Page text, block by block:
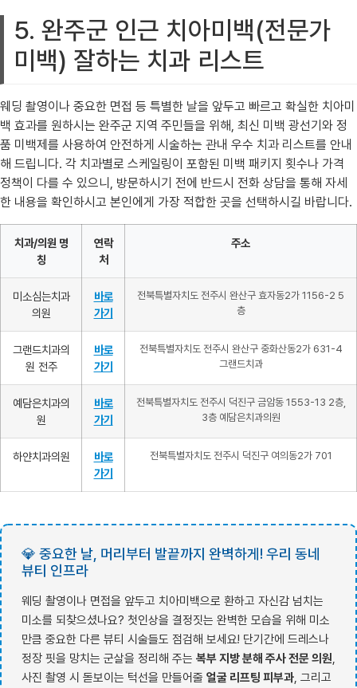
5. 완주군 인근 치아미백(전문가
미백) 잘하는 치과 리스트
웨딩 촬영이나 중요한 면접 등 특별한 날을 앞두고 빠르고 확실한 치아미
백 효과를 원하시는 완주군 지역 주민들을 위해, 최신 미백 광선기와 정
품 미백제를 사용하여 안전하게 시술하는 관내 우수 치과 리스트를 안내
해 드립니다. 각 치과별로 스케일링이 포함된 미백 패키지 횟수나 가격
정책이 다를 수 있으니, 방문하시기 전에 반드시 전화 상담을 통해 자세
한 내용을 확인하시고 본인에게 가장 적합한 곳을 선택하시길 바랍니다.
치과/의원 명
칭
연락
처
주소
미소심는치과
의원
바로
가기
전북특별자치도 전주시 완산구 효자동2가 1156-2 5
층
그랜드치과의
원 전주
바로
가기
전북특별자치도 전주시 완산구 중화산동2가 631-4
그랜드치과
예담은치과의
원
바로
가기
전북특별자치도 전주시 덕진구 금암동 1553-13 2층,
3층 예담은치과의원
하얀치과의원
바로
가기
전북특별자치도 전주시 덕진구 여의동2가 701
💎 중요한 날, 머리부터 발끝까지 완벽하게! 우리 동네
뷰티 인프라
웨딩 촬영이나 면접을 앞두고 치아미백으로 환하고 자신감 넘치는
미소를 되찾으셨나요? 첫인상을 결정짓는 완벽한 모습을 위해 미소
만큼 중요한 다른 뷰티 시술들도 점검해 보세요! 단기간에 드레스나
정장 핏을 망치는 군살을 정리해 주는 복부 지방 분해 주사 전문 의원
사진 촬영 시 돋보이는 턱선을 만들어줄 얼굴 리프팅 피부과 , 그리고